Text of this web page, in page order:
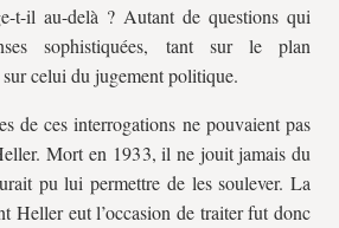
t-il au-delà ? Autant de questions qui
sophistiquées, tant sur le plan
celui du jugement politique.
de ces interrogations ne pouvaient pas
Mort en 1933, il ne jouit jamais du
pu lui permettre de les soulever. La
Heller eut l’occasion de traiter fut donc